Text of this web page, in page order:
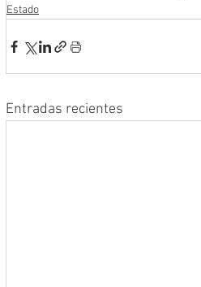
Estado
Entradas recientes